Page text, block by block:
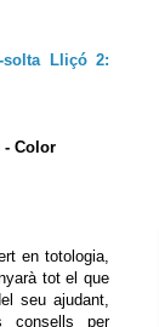
solta Lliçó 2:
- Color
en totologia,
tot el que
seu ajudant,
consells per